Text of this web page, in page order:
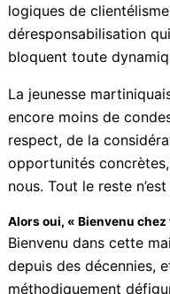
nous absoudre de
fondamental : la
culturelle de notre
Cela suppose d’abord
politiques d’intégration
replacer l’éducation
refonder en profondeur
professionnelle,
territoire aux
rompre avec les
et de
institutions et bloquent